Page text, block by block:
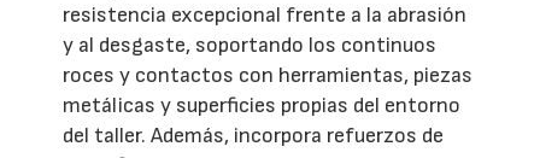
resistencia excepcional frente a la abrasión
y al desgaste, soportando los continuos
roces y contactos con herramientas, piezas
metálicas y superficies propias del entorno
del taller. Además, incorpora refuerzos de